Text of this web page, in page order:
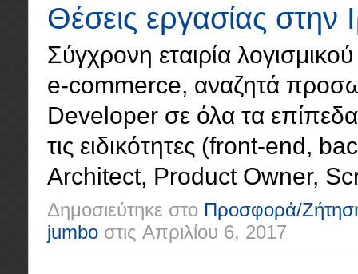
Θέσεις εργασίας στην
Σύγχρονη εταιρία
e-commerce, αναζητά
Developer σε όλα τα
τις ειδικότητες (front-end,
Architect, Product Owner,
Δημοσιεύτηκε στο Προσφορά/
jumbo στις Απριλίου 6, 2017